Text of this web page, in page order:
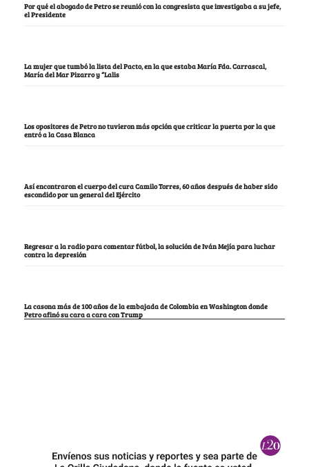
Por qué el abogado de Petro se reunió con la congresista que investigaba a su jefe,
el Presidente
La mujer que tumbó la lista del Pacto, en la que estaba María Fda. Carrascal,
María del Mar Pizarro y “Lalis
Los opositores de Petro no tuvieron más opción que criticar la puerta por la que
entró a la Casa Blanca
Así encontraron el cuerpo del cura Camilo Torres, 60 años después de haber sido
escondido por un general del Ejército
Regresar a la radio para comentar fútbol, la solución de Iván Mejía para luchar
contra la depresión
La casona más de 100 años de la embajada de Colombia en Washington donde
Petro afinó su cara a cara con Trump